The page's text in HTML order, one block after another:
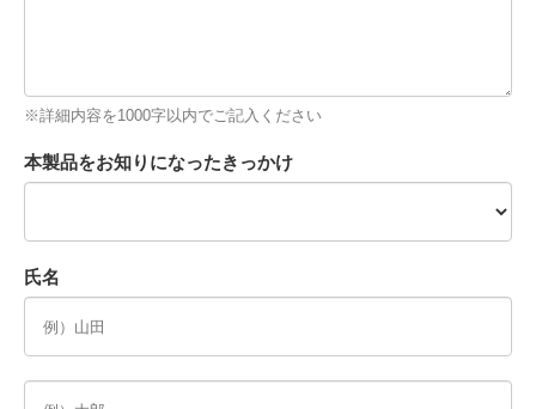
※詳細内容を1000字以内でご記入ください
本製品をお知りになったきっかけ
氏名